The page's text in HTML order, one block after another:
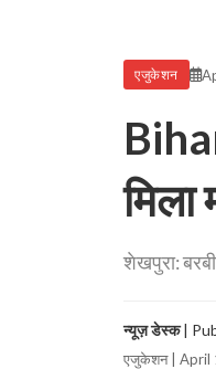
एजुकेशन
मिला
शेखपुरा:
न्यूज़ डेस्क|
एजुकेशन | April